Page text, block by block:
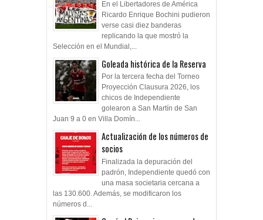
En el Libertadores de América
Ricardo Enrique Bochini pudieron
verse casi diez banderas
replicando la que mostró la
Selección en el Mundial,...
Goleada histórica de la Reserva
Por la tercera fecha del Torneo
Proyección Clausura 2026, los
chicos de Independiente
golearon a San Martín de San
Juan 9 a 0 en Villa Domín...
Actualización de los números de
socios
Finalizada la depuración del
padrón, Independiente quedó con
una masa societaria cercana a
las 130.600. Además, se modificaron los
números d...